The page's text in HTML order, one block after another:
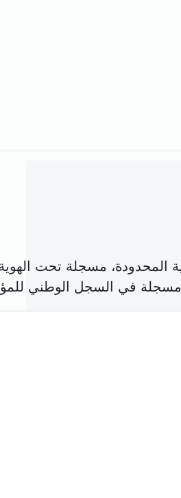
المحدودة، مسجلة تحت
مسجلة في السجل الوطني